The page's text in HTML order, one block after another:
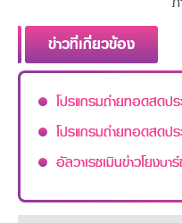
ข่าวที่เกี่ยวข้อง
โปรแกรมถ่ายทอดสดป
โปรแกรมถ่ายทอดสดป
อัลวาเรซเมินข่าวโยงบ